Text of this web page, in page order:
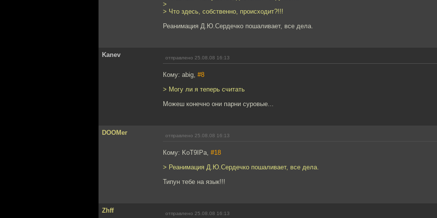
>
> Что здесь, собственно, происходит?!!!
Реанимация Д.Ю.Сердечко пошаливает, все дела.
Kanev отправлено 25.08.08 16:13
Кому: abig, #8
> Могу ли я теперь считать
Можеш конечно они парни суровые...
DOOMer отправлено 25.08.08 16:13
Кому: KoT9IPa, #18
> Реанимация Д.Ю.Сердечко пошаливает, все дела.
Типун тебе на язык!!!
Zhff отправлено 25.08.08 16:13